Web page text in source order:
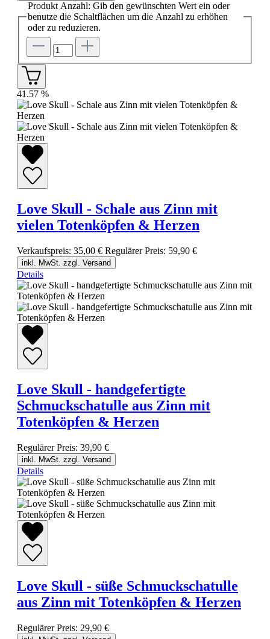
Produkt Anzahl: Gib den gewünschten Wert ein oder
benutze die Schaltflächen um die Anzahl zu erhöhen
oder zu reduzieren.
41.57 %
Love Skull - Schale aus Zinn mit
vielen Totenköpfen & Herzen
Verkaufspreis: 35,00 € Regulärer Preis: 59,90 €
inkl. MwSt. zzgl. Versand
Details
Love Skull - handgefertigte
Schmuckschatulle aus Zinn mit
Totenköpfen & Herzen
Regulärer Preis: 39,90 €
inkl. MwSt. zzgl. Versand
Details
Love Skull - süße Schmuckschatulle
aus Zinn mit Totenköpfen & Herzen
Regulärer Preis: 29,90 €